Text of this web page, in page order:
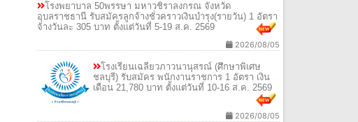
โรงพยาบาล 50พรรษา มหาวชิราลงกรณ จังหวัด
อุบลราชธานี รับสมัครลูกจ้างชั่วคราวเงินบำรุง(รายวัน) 1 อัตรา
จ้างวันละ 305 บาท ตั้งแต่วันที่ 5-19 ส.ค. 2569
2026/08/05
โรงเรียนเฉลียวภาวนานุสรณ์ (ศึกษาพิเศษ
ชลบุรี) รับสมัคร พนักงานราชการ 1 อัตรา เงิน
เดือน 21,780 บาท ตั้งแต่วันที่ 10-16 ส.ค. 2569
2026/08/05